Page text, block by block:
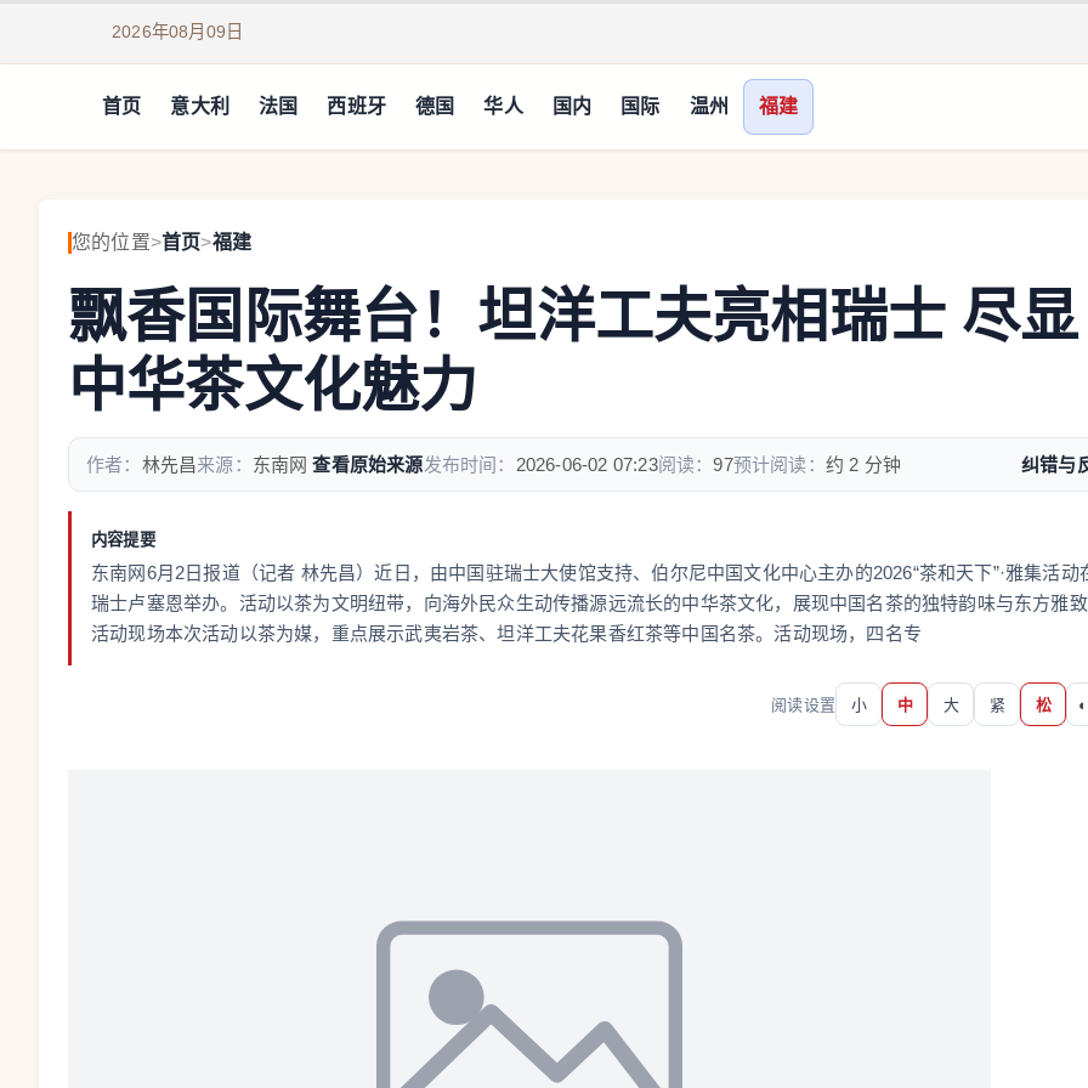
2026年08月09日
首页 意大利 法国 西班牙 德国 华人 国内 国际 温州 福建
您的位置>首页>福建
飘香国际舞台！坦洋工夫亮相瑞士 尽显
中华茶文化魅力
作者： 林先昌来源： 东南网 查看原始来源发布时间： 2026-06-02 07:23阅读：97预计阅读： 约 2 分钟 纠错与
内容提要
东南网6月2日报道（记者 林先昌）近日，由中国驻瑞士大使馆支持、伯尔尼中国文化中心主办的2026“茶和天下”·雅集活动
瑞士卢塞恩举办。活动以茶为文明纽带，向海外民众生动传播源远流长的中华茶文化，展现中国名茶的独特韵味与东方雅致
活动现场本次活动以茶为媒，重点展示武夷岩茶、坦洋工夫花果香红茶等中国名茶。活动现场，四名专
阅读设置 小 中 大 紧 松 ◐